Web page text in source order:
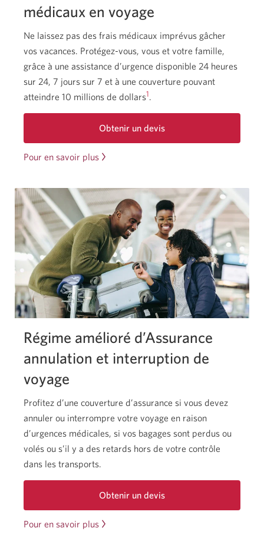
médicaux en voyage
Ne laissez pas des frais médicaux imprévus gâcher
vos vacances. Protégez-vous, vous et votre famille,
grâce à une assistance d’urgence disponible 24 heures
sur 24, 7 jours sur 7 et à une couverture pouvant
atteindre 10 millions de dollars1.
Obtenir un devis
frais
voyage
CIBC.
Une
boîte
de
dialogue
s’affichera.
Pour en savoir plus à
de
l’Assurance
médicale
de
voyage
CIBC.
Régime amélioré d’Assurance
annulation et interruption de
voyage
Profitez d’une couverture d’assurance si vous devez
annuler ou interrompre votre voyage en raison
d’urgences médicales, si vos bagages sont perdus ou
volés ou s’il y a des retards hors de votre contrôle
dans les transports.
Obtenir un devis
régime
Pour en savoir plus à